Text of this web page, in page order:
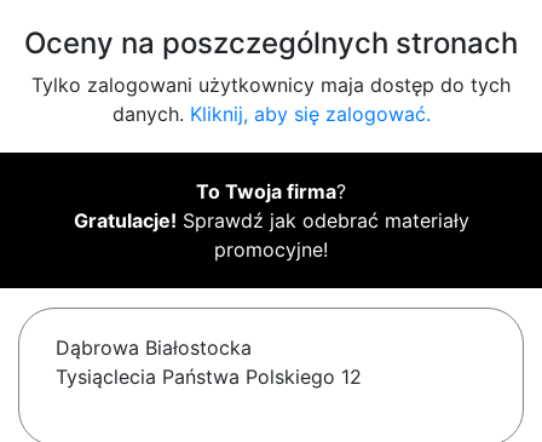
Oceny na poszczególnych stronach
Tylko zalogowani użytkownicy maja dostęp do tych
danych. Kliknij, aby się zalogować.
To Twoja firma?
Gratulacje! Sprawdź jak odebrać materiały
promocyjne!
Dąbrowa Białostocka
Tysiąclecia Państwa Polskiego 12